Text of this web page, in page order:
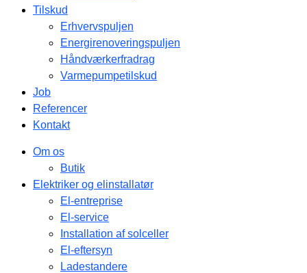
Tilskud
Erhvervspuljen
Energirenoveringspuljen
Håndværkerfradrag
Varmepumpetilskud
Job
Referencer
Kontakt
Om os
Butik
Elektriker og elinstallatør
El-entreprise
El-service
Installation af solceller
El-eftersyn
Ladestandere